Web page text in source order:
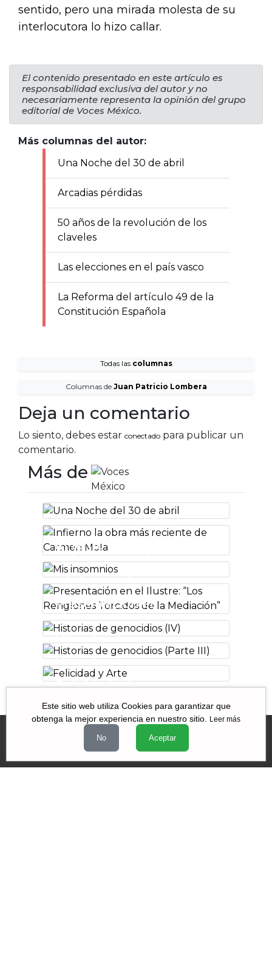
sentido, pero una mirada molesta de su
interlocutora lo hizo callar.
El contenido presentado en este artículo es
responsabilidad exclusiva del autor y no
necesariamente representa la opinión del grupo
editorial de Voces México.
Más columnas del autor:
Una Noche del 30 de abril
Arcadias pérdidas
50 años de la revolución de los
claveles
Las elecciones en el país vasco
La Reforma del artículo 49 de la
Constitución Española
Todas las columnas
Columnas de Juan Patricio Lombera
Deja un comentario
Lo siento, debes estar conectado para publicar un
comentario.
Más de
Una Noche del 30
de abril
Infierno la obra
más reciente de
Carmen Mola
Mis insomnios
Presentación en
el Ilustre: “Los
Renglones
Torcidos de la
Mediación”
Historias de
genocidios (IV)
Historias de
genocidios (Parte
III)
Felicidad y Arte
Falleció Ignacio
Solares
Este sitio web utiliza Cookies para garantizar que
obtenga la mejor experiencia en nuestro sitio.
Leer más
No Aceptar